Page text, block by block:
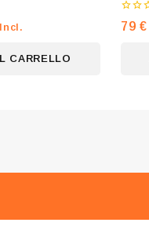
CARRELLO
0
su
79€